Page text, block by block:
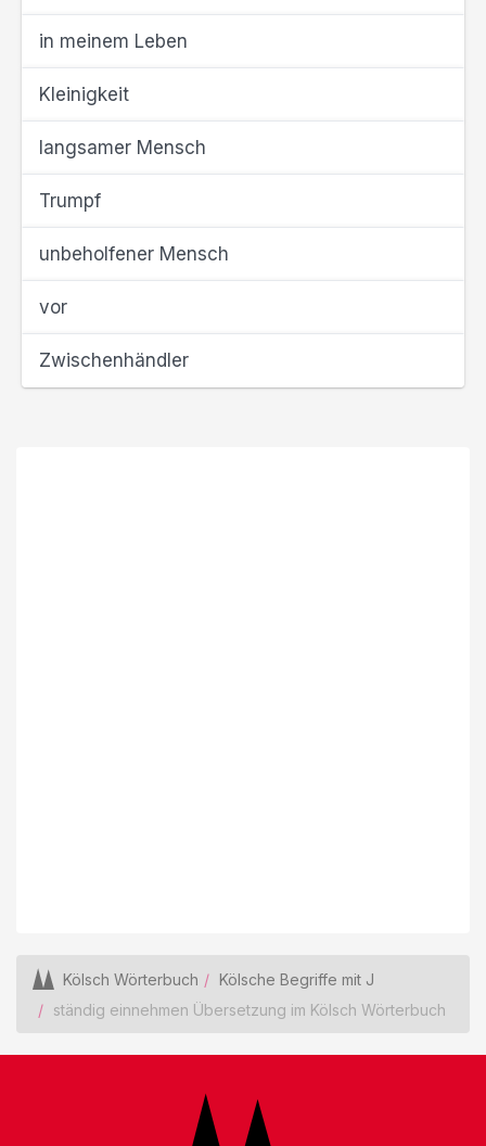
in meinem Leben
Kleinigkeit
langsamer Mensch
Trumpf
unbeholfener Mensch
vor
Zwischenhändler
Kölsch Wörterbuch
Kölsche Begriffe mit J
ständig einnehmen Übersetzung im Kölsch Wörterbuch